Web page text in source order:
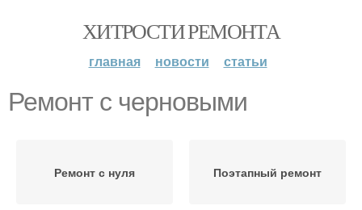
ХИТРОСТИ РЕМОНТА
главная новости статьи
Ремонт с черновыми
Ремонт с нуля Поэтапный ремонт